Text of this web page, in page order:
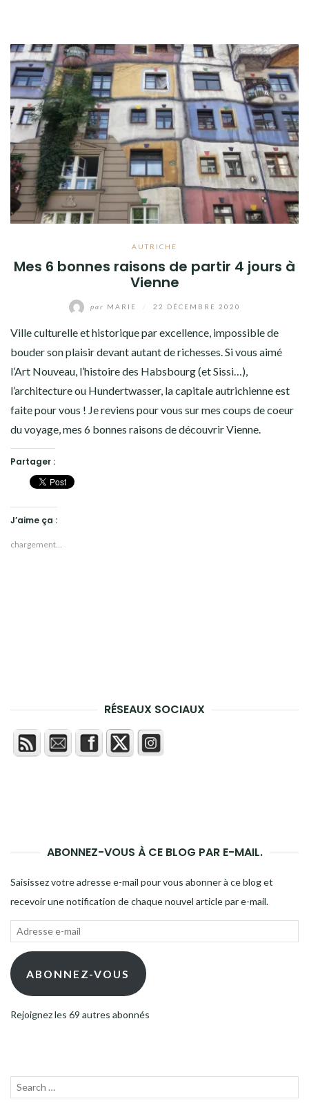
AUTRICHE
Mes 6 bonnes raisons de partir 4 jours à
Vienne
par MARIE 22 DÉCEMBRE 2020
Ville culturelle et historique par excellence, impossible de
bouder son plaisir devant autant de richesses. Si vous aimé
l’Art Nouveau, l’histoire des Habsbourg (et Sissi…),
l’architecture ou Hundertwasser, la capitale autrichienne est
faite pour vous ! Je reviens pour vous sur mes coups de coeur
du voyage, mes 6 bonnes raisons de découvrir Vienne.
Partager :
J’aime ça :
chargement…
RÉSEAUX SOCIAUX
ABONNEZ-VOUS À CE BLOG PAR E-MAIL.
Saisissez votre adresse e-mail pour vous abonner à ce blog et
recevoir une notification de chaque nouvel article par e-mail.
Adresse
mail ABONNEZ-VOUS
Rejoignez les 69 autres abonnés
Recherche